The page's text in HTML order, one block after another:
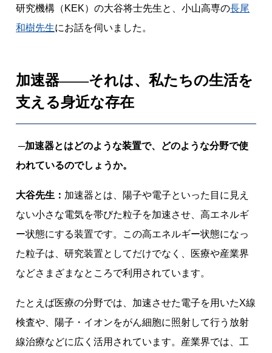
ジ
ェ
「
x
at
o
n
」
と
、
山
で
の
研究機構（KEK）の大谷将士先生と、小山高専の長尾
和樹先生にお話を伺いました。
加速器——それは、私たちの生活を
支える身近な存在
─加速器とはどのような装置で、どのような分野で使
われているのでしょうか。
大谷先生： 加速器とは、陽子や電子といった目に見え
ない小さな電気を帯びた粒子を加速させ、高エネルギ
ー状態にする装置です。この高エネルギー状態になっ
た粒子は、研究装置としてだけでなく、医療や産業界
などさまざまなところで利用されています。
たとえば医療の分野では、加速させた電子を用いたX線
検査や、陽子・イオンをがん細胞に照射して行う放射
線治療などに広く活用されています。産業界では、工